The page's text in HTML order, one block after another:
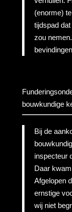
(enorme)
tijdspad
zou
bouwkundige
Bij de
inspecteur
Daar
Afgelopen
ernstige
wij niet